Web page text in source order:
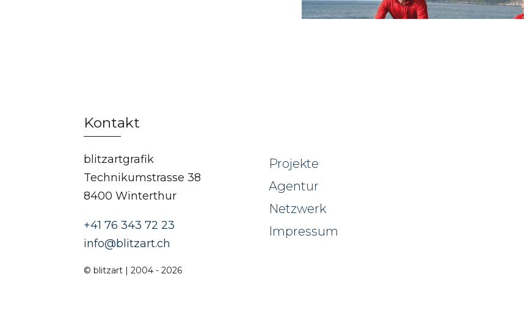
Kontakt
blitzartgrafik
Technikumstrasse 38
8400 Winterthur
+41 76 343 72 23
info@blitzart.ch
© blitzart | 2004 - 2026
Projekte
Agentur
Netzwerk
Impressum